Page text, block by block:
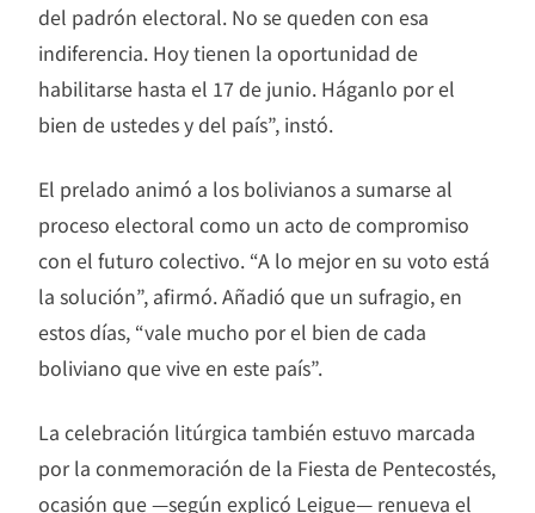
del padrón electoral. No se queden con esa
indiferencia. Hoy tienen la oportunidad de
habilitarse hasta el 17 de junio. Háganlo por el
bien de ustedes y del país”, instó.
El prelado animó a los bolivianos a sumarse al
proceso electoral como un acto de compromiso
con el futuro colectivo. “A lo mejor en su voto está
la solución”, afirmó. Añadió que un sufragio, en
estos días, “vale mucho por el bien de cada
boliviano que vive en este país”.
La celebración litúrgica también estuvo marcada
por la conmemoración de la Fiesta de Pentecostés,
ocasión que —según explicó Leigue— renueva el